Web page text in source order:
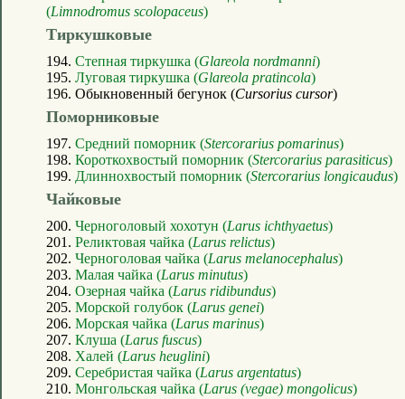
(Limnodromus scolopaceus)
Тиркушковые
194. Степная тиркушка (Glareola nordmanni)
195. Луговая тиркушка (Glareola pratincola)
196. Обыкновенный бегунок (Cursorius cursor)
Поморниковые
197. Средний поморник (Stercorarius pomarinus)
198. Короткохвостый поморник (Stercorarius parasiticus)
199. Длиннохвостый поморник (Stercorarius longicaudus)
Чайковые
200. Черноголовый хохотун (Larus ichthyaetus)
201. Реликтовая чайка (Larus relictus)
202. Черноголовая чайка (Larus melanocephalus)
203. Малая чайка (Larus minutus)
204. Озерная чайка (Larus ridibundus)
205. Морской голубок (Larus genei)
206. Морская чайка (Larus marinus)
207. Клуша (Larus fuscus)
208. Халей (Larus heuglini)
209. Серебристая чайка (Larus argentatus)
210. Монгольская чайка (Larus (vegae) mongolicus)